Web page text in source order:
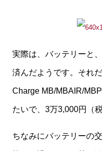
実際は、バッテリーと
済んだようです。それ
Charge MB/MBAIR/
たいで、3万3,000円（
ちなみにバッテリーの